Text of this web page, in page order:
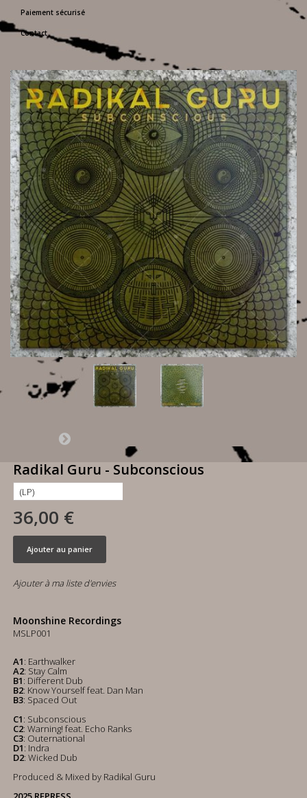
Paiement sécurisé
Contact
Radikal Guru - Subconscious
36,00 €
Ajouter au panier
Ajouter à ma liste d'envies
Moonshine Recordings
MSLP001
A1: Earthwalker
A2: Stay Calm
B1: Different Dub
B2: Know Yourself feat. Dan Man
B3: Spaced Out
C1: Subconscious
C2: Warning! feat. Echo Ranks
C3: Outernational
D1: Indra
D2: Wicked Dub
Produced & Mixed by Radikal Guru